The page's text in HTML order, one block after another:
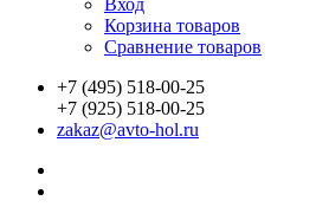
Вход
Корзина товаров
Сравнение товаров
+7 (495) 518-00-25
+7 (925) 518-00-25
zakaz@avto-hol.ru